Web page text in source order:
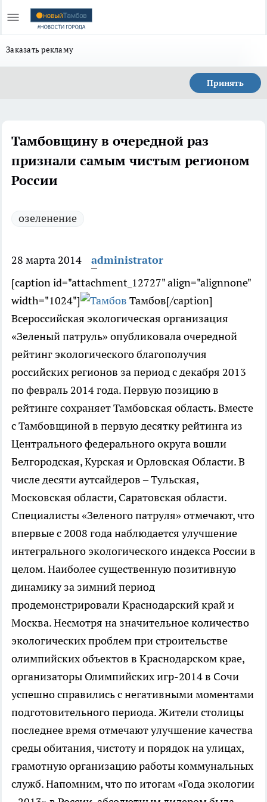
Заказать рекламу
Принять
Тамбовщину в очередной раз
признали самым чистым регионом
России
озеленение
28 марта 2014
administrator
[caption id="attachment_12727" align="alignnone"
width="1024"]
Тамбов[/caption]
Всероссийская экологическая организация
«Зеленый патруль» опубликовала очередной
рейтинг экологического благополучия
российских регионов за период с декабря 2013
по февраль 2014 года. Первую позицию в
рейтинге сохраняет Тамбовская область. Вместе
с Тамбовщиной в первую десятку рейтинга из
Центрального федерального округа вошли
Белгородская, Курская и Орловская Области. В
числе десяти аутсайдеров – Тульская,
Московская области, Саратовская области.
Специалисты «Зеленого патруля» отмечают, что
впервые с 2008 года наблюдается улучшение
интегрального экологического индекса России в
целом. Наиболее существенную позитивную
динамику за зимний период
продемонстрировали Краснодарский край и
Москва. Несмотря на значительное количество
экологических проблем при строительстве
олимпийских объектов в Краснодарском крае,
организаторы Олимпийских игр-2014 в Сочи
успешно справились с негативными моментами
подготовительного периода. Жители столицы
последнее время отмечают улучшение качества
среды обитания, чистоту и порядок на улицах,
грамотную организацию работы коммунальных
служб. Напомним, что по итогам «Года экологии